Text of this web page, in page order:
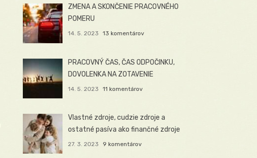
ZMENA A SKONČENIE PRACOVNÉHO
POMERU
14. 5. 2023 13 komentárov
PRACOVNÝ ČAS, ČAS ODPOČINKU,
DOVOLENKA NA ZOTAVENIE
14. 5. 2023 11 komentárov
Vlastné zdroje, cudzie zdroje a
ostatné pasíva ako finančné zdroje
27. 3. 2023 9 komentárov